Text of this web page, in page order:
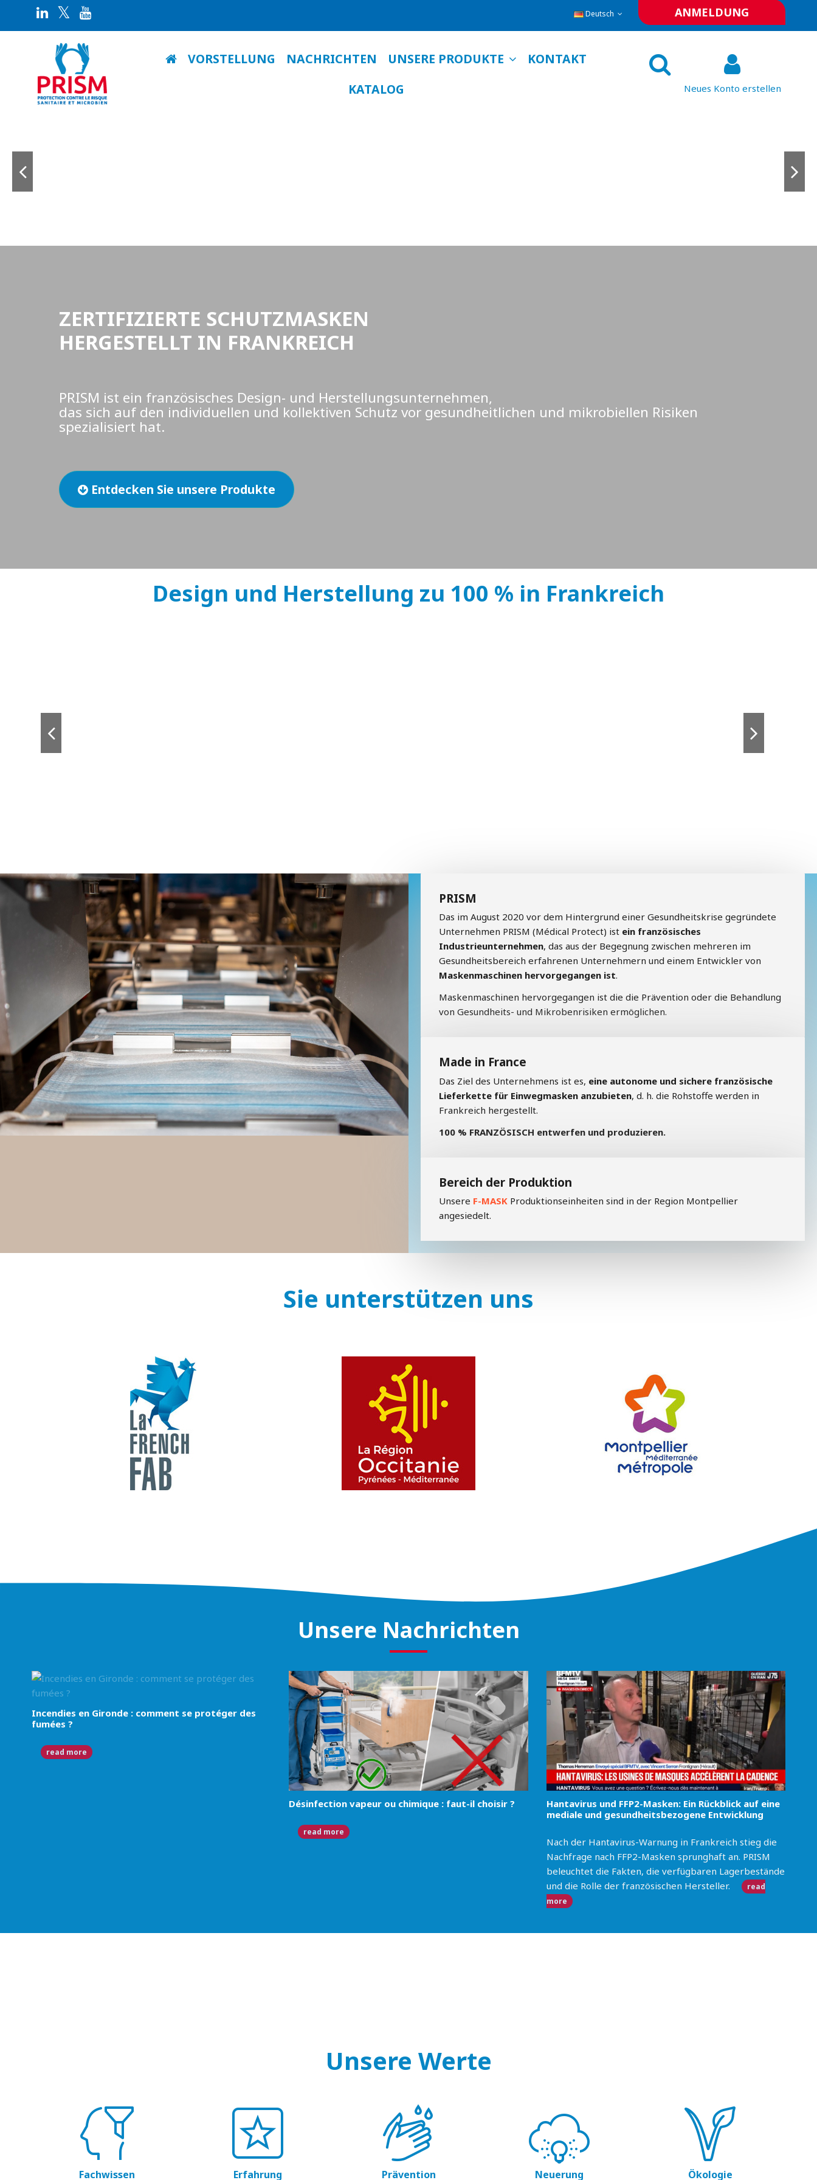
Deutsch ANMELDUNG
VORSTELLUNG NACHRICHTEN UNSERE PRODUKTE
KONTAKT
KATALOG
Neues Konto erstellen
ZERTIFIZIERTE SCHUTZMASKEN
HERGESTELLT IN FRANKREICH
PRISM ist ein französisches Design- und Herstellungsunternehmen,
das sich auf den individuellen und kollektiven Schutz vor gesundheitlichen und mikrobiellen Risiken
spezialisiert hat.
Entdecken Sie unsere Produkte
Design und Herstellung zu 100 % in Frankreich
PRISM
Das im August 2020 vor dem Hintergrund einer Gesundheitskrise gegründete
Unternehmen PRISM (Médical Protect) ist ein französisches
Industrieunternehmen, das aus der Begegnung zwischen mehreren im
Gesundheitsbereich erfahrenen Unternehmern und einem Entwickler von
Maskenmaschinen hervorgegangen ist.
Maskenmaschinen hervorgegangen ist die die Prävention oder die Behandlung
von Gesundheits- und Mikrobenrisiken ermöglichen.
Made in France
Das Ziel des Unternehmens ist es, eine autonome und sichere französische
Lieferkette für Einwegmasken anzubieten, d. h. die Rohstoffe werden in
Frankreich hergestellt.
100 % FRANZÖSISCH entwerfen und produzieren.
Bereich der Produktion
Unsere F-MASK Produktionseinheiten sind in der Region Montpellier
angesiedelt.
Sie unterstützen uns
Unsere Nachrichten
Incendies en Gironde : comment se protéger des
fumées ?
read more
Désinfection vapeur ou chimique : faut-il choisir ?
read more
Hantavirus und FFP2-Masken: Ein Rückblick auf eine
mediale und gesundheitsbezogene Entwicklung
Nach der Hantavirus-Warnung in Frankreich stieg die
Nachfrage nach FFP2-Masken sprunghaft an. PRISM
beleuchtet die Fakten, die verfügbaren Lagerbestände
und die Rolle der französischen Hersteller.
read
more
Unsere Werte
Fachwissen Erfahrung Prävention Neuerung Ökologie